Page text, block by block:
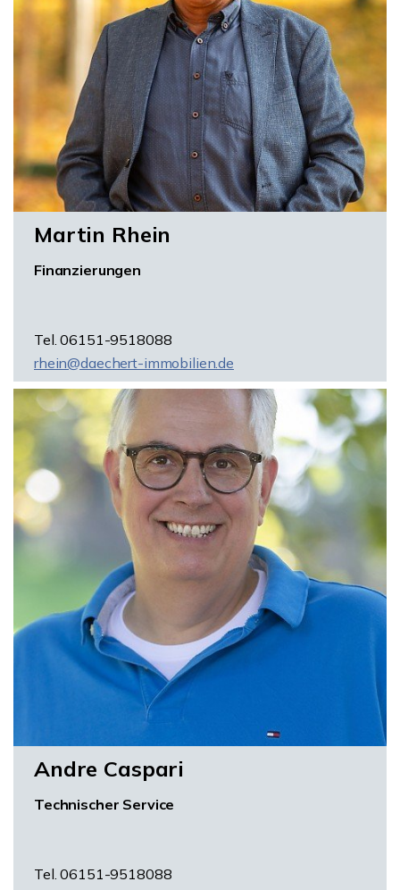
Martin Rhein
Finanzierungen
Tel. 06151-9518088
rhein@daechert-immobilien.de
Andre Caspari
Technischer Service
Tel. 06151-9518088